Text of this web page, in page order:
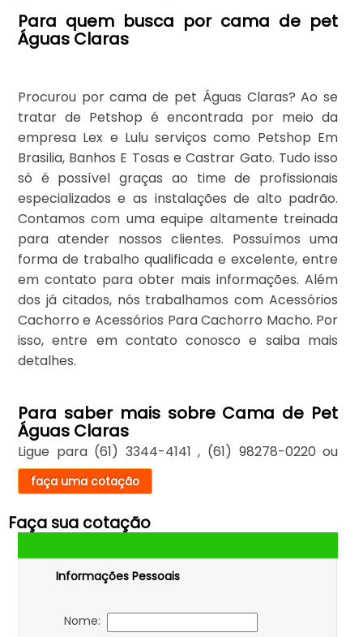
Para quem busca por cama de pet
Águas Claras
Procurou por cama de pet Águas Claras? Ao se
tratar de Petshop é encontrada por meio da
empresa Lex e Lulu serviços como Petshop Em
Brasilia, Banhos E Tosas e Castrar Gato. Tudo isso
só é possível graças ao time de profissionais
especializados e as instalações de alto padrão.
Contamos com uma equipe altamente treinada
para atender nossos clientes. Possuímos uma
forma de trabalho qualificada e excelente, entre
em contato para obter mais informações. Além
dos já citados, nós trabalhamos com Acessórios
Cachorro e Acessórios Para Cachorro Macho. Por
isso, entre em contato conosco e saiba mais
detalhes.
Para saber mais sobre Cama de Pet
Águas Claras
Ligue para (61) 3344-4141 , (61) 98278-0220 ou
faça uma cotação
Faça sua cotação
Informações Pessoais
Nome: